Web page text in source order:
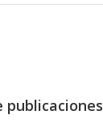
publicaciones